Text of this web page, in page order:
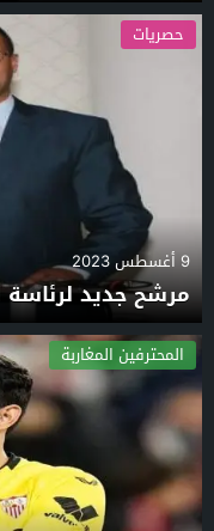
حصريات
9 أغسطس 2023
مرشح جديد لرئاسة
المحترفين المغاربة